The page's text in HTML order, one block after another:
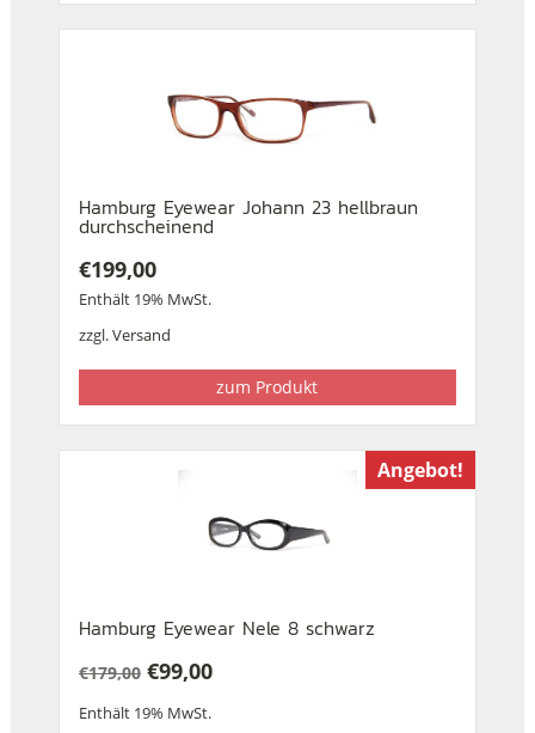
Hamburg Eyewear Johann 23 hellbraun
durchscheinend
€199,00
Enthält 19% MwSt.
zzgl.Versand
zum Produkt
Angebot!
Hamburg Eyewear Nele 8 schwarz
€179,00
Preis
€99,00
Preis
Enthält 19% MwSt.